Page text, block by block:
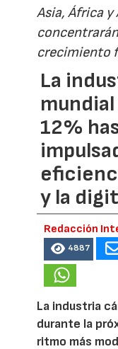
Asia, África
crecimiento
La
12%
y la
Redacción
4887
La industria
durante la
ritmo más